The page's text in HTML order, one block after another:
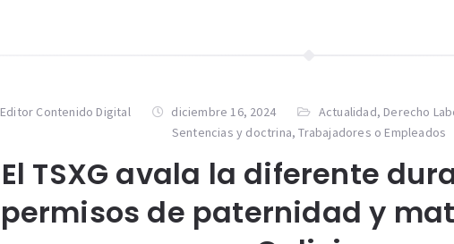
Editor Contenido Digital diciembre 16, 2024 Actualidad, Derecho
Sentencias y doctrina,Trabajadores o Empleados
El TSXG avala la diferente
permisos de paternidad y